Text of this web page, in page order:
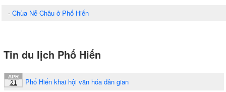
- Chùa Nễ Châu ở Phố Hiến
Tin du lịch Phố Hiến
APR
21 Phố Hiến khai hội văn hóa dân gian